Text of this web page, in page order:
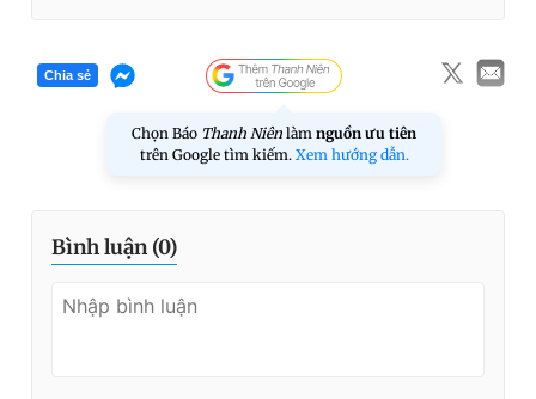
Chia sẻ
Chọn Báo Thanh Niên làm nguồn ưu tiên
trên Google tìm kiếm. Xem hướng dẫn.
Bình luận (0)